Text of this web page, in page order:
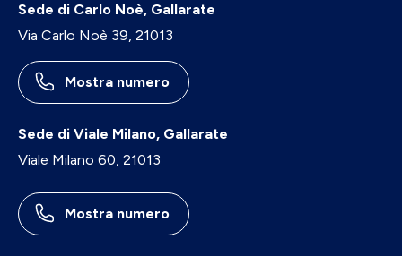
Sede di Carlo Noè, Gallarate
Via Carlo Noè 39, 21013
Mostra numero
Sede di Viale Milano, Gallarate
Viale Milano 60, 21013
Mostra numero